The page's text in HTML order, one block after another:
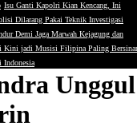
Isu Ganti Kapolri Kian Kencang, Ini
Dilarang Pakai Teknik Investigasi
Demi Jaga Marwah Kejagung dan
Kini jadi Musisi Filipina Paling Bersinar
Indonesia
Unggul